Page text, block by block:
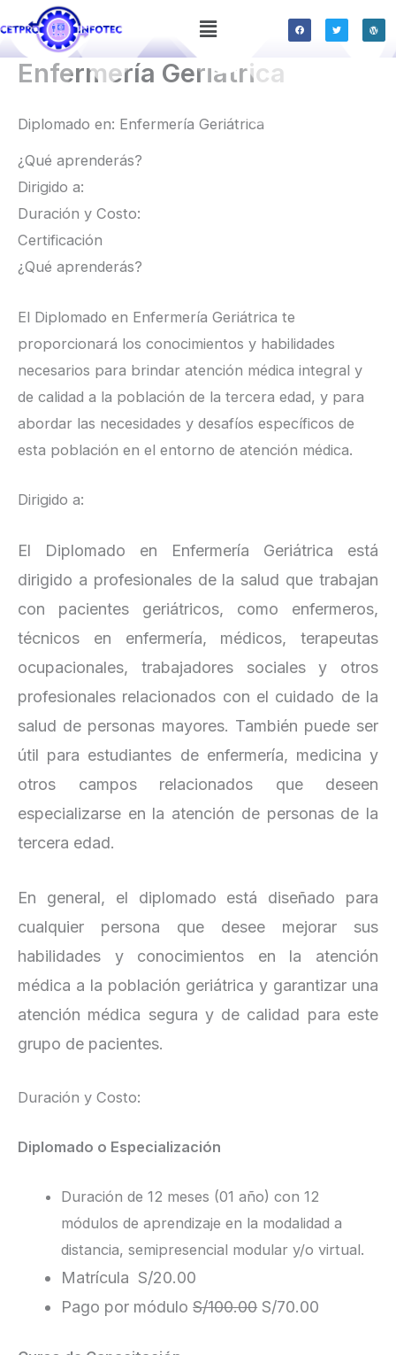
al
contenido
Menú
F
a
c
T
w
i
W
o
r
Enfermería Geriátrica
Diplomado en: Enfermería Geriátrica
¿Qué aprenderás?
Dirigido a:
Duración y Costo:
Certificación
¿Qué aprenderás?
El Diplomado en Enfermería Geriátrica te
proporcionará los conocimientos y habilidades
necesarios para brindar atención médica integral y
de calidad a la población de la tercera edad, y para
abordar las necesidades y desafíos específicos de
esta población en el entorno de atención médica.
Dirigido a:
El Diplomado en Enfermería Geriátrica está
dirigido a profesionales de la salud que trabajan
con pacientes geriátricos, como enfermeros,
técnicos en enfermería, médicos, terapeutas
ocupacionales, trabajadores sociales y otros
profesionales relacionados con el cuidado de la
salud de personas mayores. También puede ser
útil para estudiantes de enfermería, medicina y
otros campos relacionados que deseen
especializarse en la atención de personas de la
tercera edad.
En general, el diplomado está diseñado para
cualquier persona que desee mejorar sus
habilidades y conocimientos en la atención
médica a la población geriátrica y garantizar una
atención médica segura y de calidad para este
grupo de pacientes.
Duración y Costo:
Diplomado o Especialización
Duración de 12 meses (01 año) con 12
módulos de aprendizaje en la modalidad a
distancia, semipresencial modular y/o virtual.
Matrícula S/20.00
Pago por móduloS/100.00S/70.00